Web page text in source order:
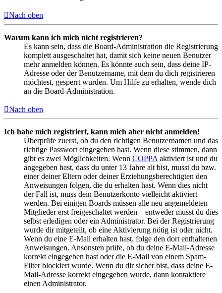
Nach oben
Warum kann ich mich nicht registrieren?
Es kann sein, dass die Board-Administration die Registrierung
komplett ausgeschaltet hat, damit sich keine neuen Benutzer
mehr anmelden können. Es könnte auch sein, dass deine IP-
Adresse oder der Benutzername, mit dem du dich registrieren
möchtest, gesperrt wurden. Um Hilfe zu erhalten, wende dich
an die Board-Administration.
Nach oben
Ich habe mich registriert, kann mich aber nicht anmelden!
Überprüfe zuerst, ob du den richtigen Benutzernamen und das
richtige Passwort eingegeben hast. Wenn diese stimmen, dann
gibt es zwei Möglichkeiten. Wenn COPPA aktiviert ist und du
angegeben hast, dass du unter 13 Jahre alt bist, musst du bzw.
einer deiner Eltern oder deiner Erziehungsberechtigten den
Anweisungen folgen, die du erhalten hast. Wenn dies nicht
der Fall ist, muss dein Benutzerkonto vielleicht aktiviert
werden. Bei einigen Boards müssen alle neu angemeldeten
Mitglieder erst freigeschaltet werden – entweder musst du dies
selbst erledigen oder ein Administrator. Bei der Registrierung
wurde dir mitgeteilt, ob eine Aktivierung nötig ist oder nicht.
Wenn du eine E-Mail erhalten hast, folge den dort enthaltenen
Anweisungen. Ansonsten prüfe, ob du deine E-Mail-Adresse
korrekt eingegeben hast oder die E-Mail von einem Spam-
Filter blockiert wurde. Wenn du dir sicher bist, dass deine E-
Mail-Adresse korrekt eingegeben wurde, dann kontaktiere
einen Administrator.